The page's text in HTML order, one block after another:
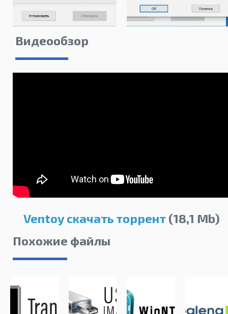
Видеообзор
Ventoy скачать торрент (18,1 Mb)
Похожие файлы